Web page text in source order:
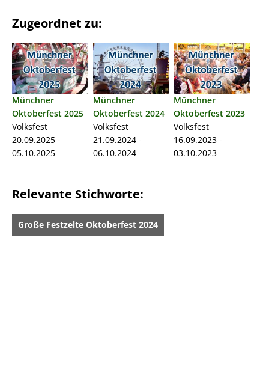
Zugeordnet zu:
Münchner
Oktoberfest 2025
Volksfest
20.09.2025 -
05.10.2025
Münchner
Oktoberfest 2024
Volksfest
21.09.2024 -
06.10.2024
Münchner
Oktoberfest 2023
Volksfest
16.09.2023 -
03.10.2023
Relevante Stichworte:
Große Festzelte Oktoberfest 2024